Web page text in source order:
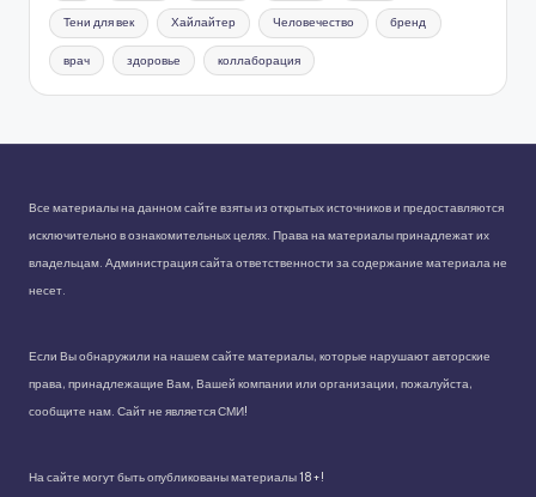
Тени для век Хайлайтер Человечество бренд
врач здоровье коллаборация
Все материалы на данном сайте взяты из открытых источников и предоставляются
исключительно в ознакомительных целях. Права на материалы принадлежат их
владельцам. Администрация сайта ответственности за содержание материала не
несет.
Если Вы обнаружили на нашем сайте материалы, которые нарушают авторские
права, принадлежащие Вам, Вашей компании или организации, пожалуйста,
сообщите нам. Сайт не является СМИ!
На сайте могут быть опубликованы материалы 18+!